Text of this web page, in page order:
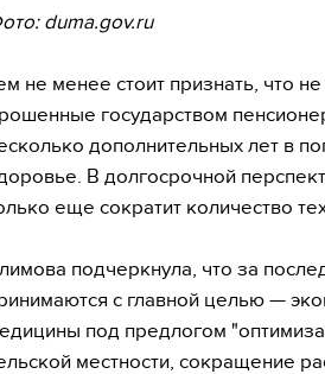
duma.gov.ru
не менее стоит признать, что
государством
дополнительных лет в
В долгосрочной
еще сократит количество
подчеркнула, что за
с главной целью —
под предлогом
местности, сокращение